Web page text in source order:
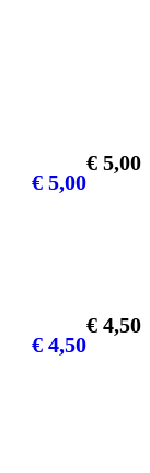
€ 5,00
€ 5,00
€ 4,50
€ 4,50